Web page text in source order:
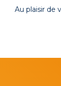
Au plaisir de